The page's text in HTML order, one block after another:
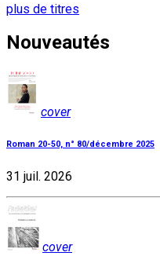
plus de titres
Nouveautés
cover
Roman 20-50, n° 80/décembre 2025
31 juil. 2026
cover